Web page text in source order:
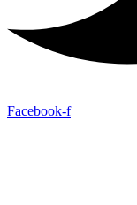
Facebook-f